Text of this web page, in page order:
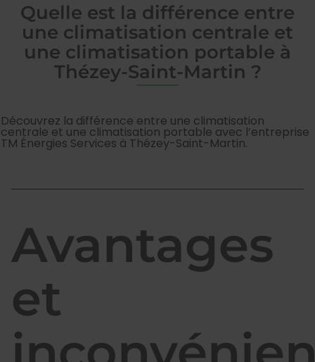
Quelle est la différence entre
une climatisation centrale et
une climatisation portable à
Thézey-Saint-Martin ?
Découvrez la différence entre une climatisation
centrale et une climatisation portable avec l’entreprise
TM Énergies Services à Thézey-Saint-Martin.
Avantages
et